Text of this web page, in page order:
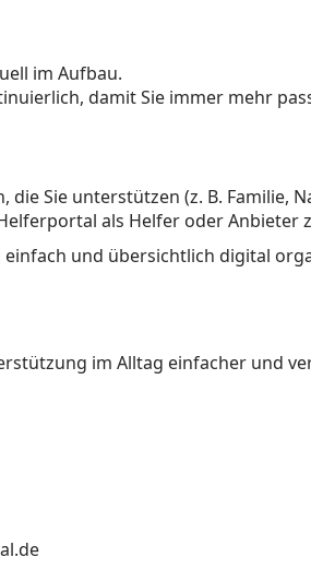
im Aufbau.
damit Sie immer mehr
die Sie unterstützen (z. B. Familie,
als Helfer oder Anbieter
und übersichtlich digital
im Alltag einfacher und